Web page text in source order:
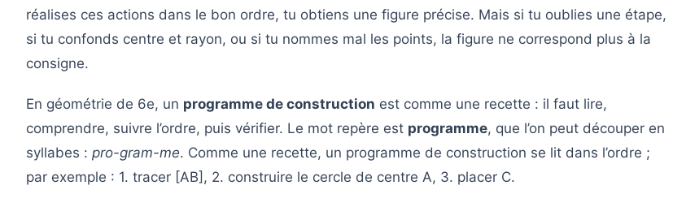
réalises ces actions dans le bon ordre, tu obtiens une figure précise. Mais si tu oublies une étape,
si tu confonds centre et rayon, ou si tu nommes mal les points, la figure ne correspond plus à la
consigne.
En géométrie de 6e, un programme de construction est comme une recette : il faut lire,
comprendre, suivre l’ordre, puis vérifier. Le mot repère est programme, que l’on peut découper en
syllabes : pro-gram-me. Comme une recette, un programme de construction se lit dans l’ordre ;
par exemple : 1. tracer [AB], 2. construire le cercle de centre A, 3. placer C.